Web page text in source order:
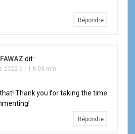
Répondre
dit :
2022 à 11 h 08 min
Thank you for taking the time
Répondre